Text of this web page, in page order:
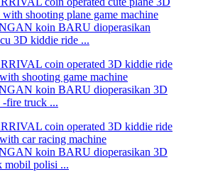
koin BARU dioperasikan
3D kiddie ride ...
koin BARU dioperasikan 3D
fire truck ...
koin BARU dioperasikan 3D
mobil polisi ...